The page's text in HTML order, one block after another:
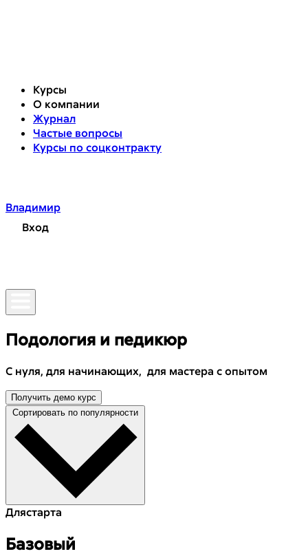
Курсы
О компании
Журнал
Частые вопросы
Курсы по соцконтракту
Владимир
Вход
Подология и педикюр
С нуля, для начинающих, для мастера с опытом
Получить демо курс
Длястарта
Базовый